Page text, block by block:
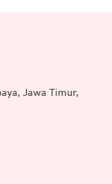
Jawa Timur,